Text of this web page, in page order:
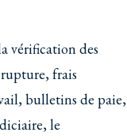
vérification des
frais
bulletins de paie,
le